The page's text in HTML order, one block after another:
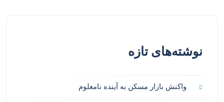
نوشته‌های تازه
واکنش بازار مسکن به آینده نامعلوم